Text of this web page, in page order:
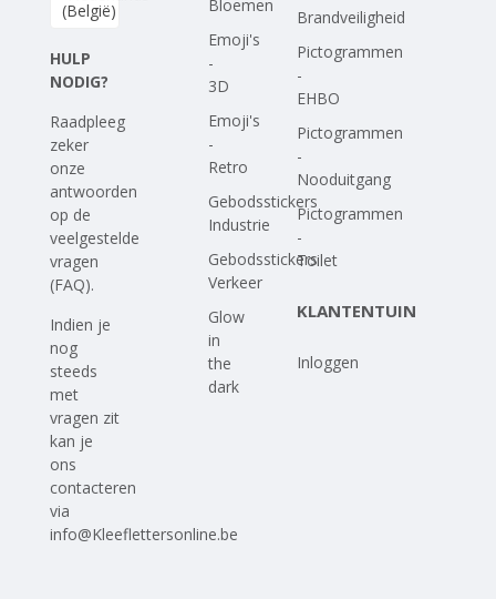
Corona Covid-19
(België)
HULP
NODIG?
Raadpleeg
zeker
onze
antwoorden
op de
veelgestelde
vragen
(FAQ).
Indien je
nog
steeds
met
vragen zit
kan je
ons
contacteren
via
info@Kleeflettersonline.be
Bloemen
Emoji's
-
3D
Emoji's
-
Retro
Gebodsstickers
Industrie
Gebodsstickers
Verkeer
Glow
in
the
dark
Brandveiligheid
Pictogrammen
-
EHBO
Pictogrammen
-
Nooduitgang
Pictogrammen
-
Toilet
KLANTENTUIN
Inloggen